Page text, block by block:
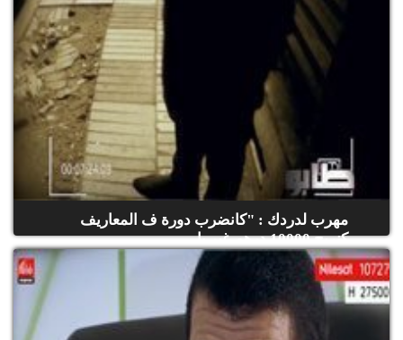
مهرب لدردك : "كانضرب دورة ف المعاريف
كنربح 10000 درهم غير با...